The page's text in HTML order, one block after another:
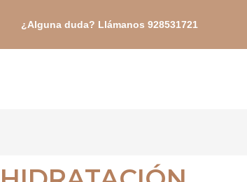
¿Alguna duda? Llámanos 928531721